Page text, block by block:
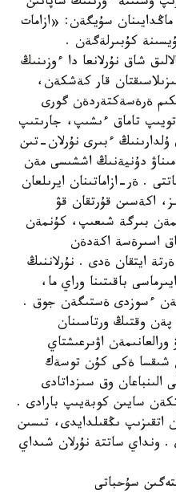
سۇيگةن: «ازامات
كۇبىرلةگةن .
شاق نۇرلانعا دا ءوزىنىڭ
قار كةشكةن،
ةرةسةكتةردةن گورى
تويىپ تاماق ءىشىپ، جارىتىپ
ۇلدارىنىڭ ءبىرى نۇرلان-تىن
دۇنيةنىڭ اششىسى مةن
. ةر-ازاماتىنان ايرىلعان
اكةسىن قۇرتقان قۋ
بىرگة شىعىپ، كۇنمةن
اسىرةسة اكةدةن
ايتقان ةدى . نۇرلاننىڭ
باقىتىنا وراي ما،
ءسوزدى ةستىگةن جوق .
وقتىڭ ورتاسىنان
اۋىرعىشتاي
شىقسا ةكى كۇن توسةك
وق سىزداتادى
سايىن كوبةيىپ بارادى .
ىڭقىلدايدى، تىسىن
. ونداي ساتتة نۇرلان شىداي
سۇحباتى